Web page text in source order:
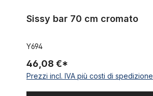
Sissy bar 70 cm cromato
Y694
46,08 €*
Prezzi incl. IVA più costi di spedizione